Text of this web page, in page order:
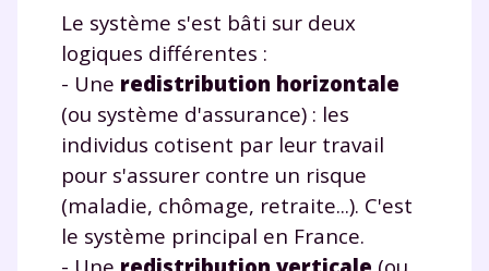
Le système s'est bâti sur deux
logiques différentes :
- Une redistribution horizontale
(ou système d'assurance) : les
individus cotisent par leur travail
pour s'assurer contre un risque
(maladie, chômage, retraite...). C'est
le système principal en France.